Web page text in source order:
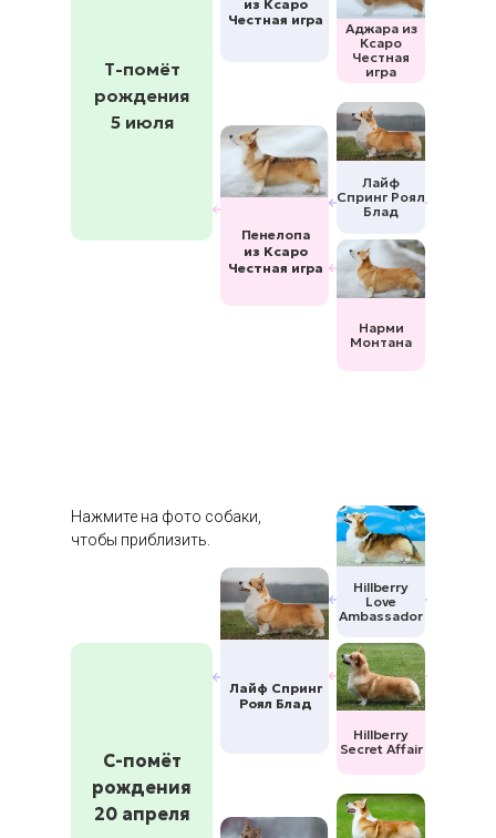
из Ксаро
Честная игра
Пенелопа
из Ксаро
Честная игра
Нарми
Монтана
Лайф
Спринг Роял
Блад
Аджара из
Ксаро
Честная
игра
Т-помёт
рождения
5 июля
Лайф Спринг
Роял Блад
Hillberry
Secret Affair
Hillberry
Love
Ambassador
С-помёт
рождения
20 апреля
Нажмите на фото собаки,
чтобы приблизить.